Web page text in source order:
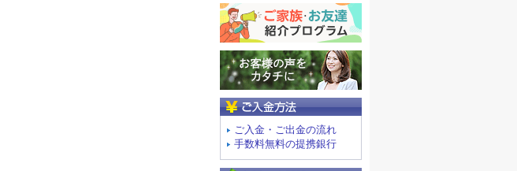
ご入金・ご出金の流れ
手数料無料の提携銀行